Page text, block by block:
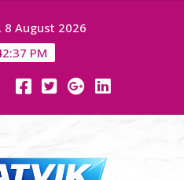
8 August 2026
PM